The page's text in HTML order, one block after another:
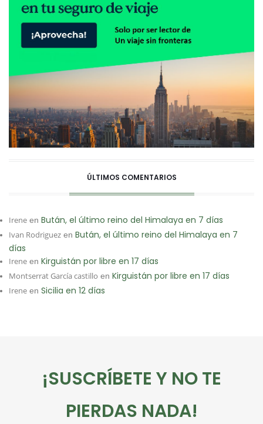
ÚLTIMOS COMENTARIOS
Irene en Bután, el último reino del Himalaya en 7 días
Ivan Rodriguez en Bután, el último reino del Himalaya en 7
días
Irene en Kirguistán por libre en 17 días
Montserrat García castillo en Kirguistán por libre en 17 días
Irene en Sicilia en 12 días
¡SUSCRÍBETE Y NO TE
PIERDAS NADA!